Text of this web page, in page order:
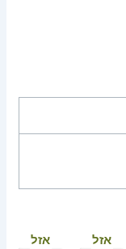
אזל
אזל